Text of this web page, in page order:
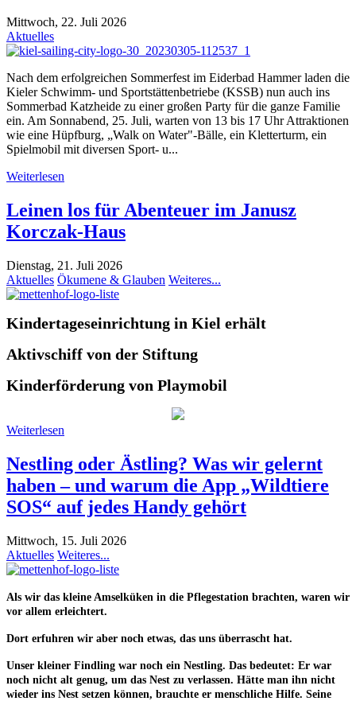
Mittwoch, 22. Juli 2026
Aktuelles
Nach dem erfolgreichen Sommerfest im Eiderbad Hammer laden die
Kieler Schwimm- und Sportstättenbetriebe (KSSB) nun auch ins
Sommerbad Katzheide zu einer großen Party für die ganze Familie
ein. Am Sonnabend, 25. Juli, warten von 13 bis 17 Uhr Attraktionen
wie eine Hüpfburg, „Walk on Water"-Bälle, ein Kletterturm, ein
Spielmobil mit diversen Sport- u...
Weiterlesen
Leinen los für Abenteuer im Janusz
Korczak-Haus
Dienstag, 21. Juli 2026
Aktuelles Ökumene & Glauben Weiteres...
Kindertageseinrichtung in Kiel erhält
Aktivschiff von der Stiftung
Kinderförderung von Playmobil
Weiterlesen
Nestling oder Ästling? Was wir gelernt
haben – und warum die App „Wildtiere
SOS“ auf jedes Handy gehört
Mittwoch, 15. Juli 2026
Aktuelles Weiteres...
Als wir das kleine Amselküken in die Pflegestation brachten, waren wir
vor allem erleichtert.
Dort erfuhren wir aber noch etwas, das uns überrascht hat.
Unser kleiner Findling war noch ein Nestling. Das bedeutet: Er war
noch nicht alt genug, um das Nest zu verlassen. Hätte man ihn nicht
wieder ins Nest setzen können, brauchte er menschliche Hilfe. Seine